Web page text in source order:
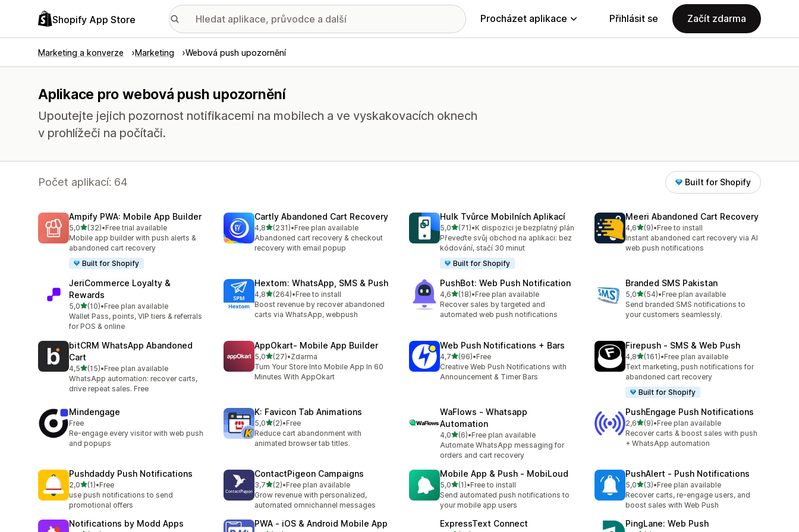
Shopify App Store Procházet aplikace Přihlásit se Začít zdarma
Marketing a konverze Marketing Webová push upozornění
Aplikace pro webová push upozornění
Upoutejte jejich pozornost notifikacemi na mobilech a ve vyskakovacích oknech
v prohlížeči na počítači.
Počet aplikací: 64 Built for Shopify
Ampify PWA: Mobile App Builder
5,0z 5 hvězd
(32)
Celkový počet recenzí: 32
•Free trial available
Mobile app builder with push alerts &
abandoned cart recovery
Built for Shopify
Cartly Abandoned Cart Recovery
4,8z 5 hvězd
(231)
Celkový počet recenzí: 231
•Free plan available
Abandoned cart recovery & checkout
recovery with email popup
Hulk Tvůrce Mobilních Aplikací
5,0z 5 hvězd
(71)
Celkový počet recenzí: 71
•K dispozici je bezplatný plán
Převeďte svůj obchod na aplikaci: bez
kódování, stačí 30 minut
Built for Shopify
Meeri Abandoned Cart Recovery
4,6z 5 hvězd
(9)
Celkový počet recenzí: 9
•Free to install
Instant abandoned cart recovery via AI
web push notifications
JeriCommerce Loyalty &
Rewards
5,0z 5 hvězd
(10)
Celkový počet recenzí: 10
•Free plan available
Wallet Pass, points, VIP tiers & referrals
for POS & online
Hextom: WhatsApp, SMS & Push
4,8z 5 hvězd
(264)
Celkový počet recenzí: 264
•Free to install
Boost revenue by recover abandoned
carts via WhatsApp, webpush
PushBot: Web Push Notification
4,6z 5 hvězd
(18)
Celkový počet recenzí: 18
•Free plan available
Recover sales by targeted and
automated web push notifications
Branded SMS Pakistan
5,0z 5 hvězd
(54)
Celkový počet recenzí: 54
•Free plan available
Send branded SMS notifications to
your customers seamlessly.
bitCRM WhatsApp Abandoned
Cart
4,5z 5 hvězd
(15)
Celkový počet recenzí: 15
•Free plan available
WhatsApp automation: recover carts,
drive repeat sales. Free
AppOkart‑ Mobile App Builder
5,0z 5 hvězd
(27)
Celkový počet recenzí: 27
•Zdarma
Turn Your Store Into Mobile App In 60
Minutes With AppOkart
Web Push Notifications + Bars
4,7z 5 hvězd
(96)
Celkový počet recenzí: 96
•Free
Creative Web Push Notifications with
Announcement & Timer Bars
Firepush ‑ SMS & Web Push
4,8z 5 hvězd
(161)
Celkový počet recenzí: 161
•Free plan available
Text marketing, push notifications for
abandoned cart recovery
Built for Shopify
Mindengage
Free
Re-engage every visitor with web push
and popups
K: Favicon Tab Animations
5,0z 5 hvězd
(2)
Celkový počet recenzí: 2
•Free
Reduce cart abandonment with
animated browser tab titles.
WaFlows ‑ Whatsapp
Automation
4,0z 5 hvězd
(6)
Celkový počet recenzí: 6
•Free plan available
Automate WhatsApp messaging for
orders and cart recovery
PushEngage Push Notifications
2,6z 5 hvězd
(9)
Celkový počet recenzí: 9
•Free plan available
Recover carts & boost sales with push
+ WhatsApp automation
Pushdaddy Push Notifications
2,0z 5 hvězd
(1)
Celkový počet recenzí: 1
•Free
use push notifications to send
promotional offers
ContactPigeon Campaigns
3,7z 5 hvězd
(2)
Celkový počet recenzí: 2
•Free plan available
Grow revenue with personalized,
automated omnichannel messages
Mobile App & Push ‑ MobiLoud
5,0z 5 hvězd
(1)
Celkový počet recenzí: 1
•Free to install
Send automated push notifications to
your mobile app users
PushAlert ‑ Push Notifications
5,0z 5 hvězd
(3)
Celkový počet recenzí: 3
•Free plan available
Recover carts, re-engage users, and
boost sales with Web Push
Notifications by Modd Apps PWA ‑ iOS & Android Mobile App ExpressText Connect PingLane: Web Push